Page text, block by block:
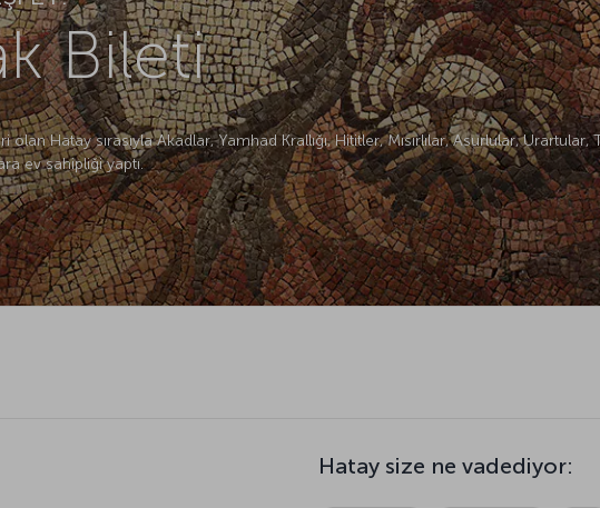
Bileti
Hatay sırasıyla Akadlar, Yamhad Krallığı, Hititler, Mısırlılar, Asurlular, Urartular,
ev sahipliği yaptı.
Hatay size ne vadediyor: